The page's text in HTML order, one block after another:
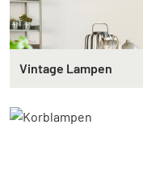
Vintage Lampen